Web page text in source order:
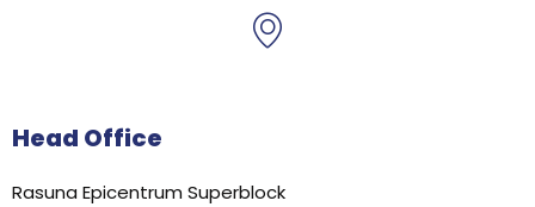
Head Office
Rasuna Epicentrum Superblock